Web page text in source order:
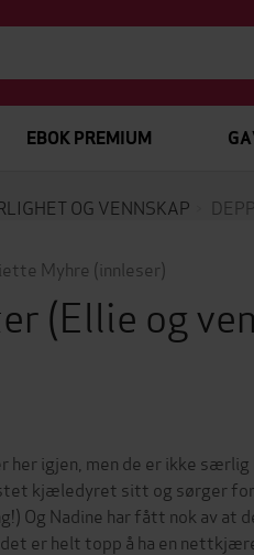
EBOK PREMIUM
OG VENNSKAP
Myhre (innleser)
(Ellie og
her igjen, men de er ikke
kjæledyret sitt og sørger
Og Nadine har fått nok av
er helt topp å ha en